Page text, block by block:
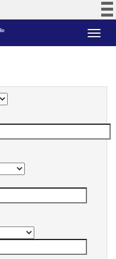
Serviços